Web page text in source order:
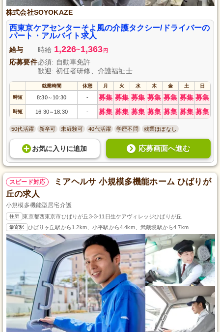
株式会社SOYOKAZE
西東京ケアセンターそよ風の介護タクシー/ドライバーの
パート・アルバイト求人
給与 時給 1,226~1,363 円
応募要件必須: 自動車免許
歓迎: 初任者研修、介護福祉士
就業時間 休憩 月 火 水 木 金 土 日
時短 8:30～ 10:30 - 募集 募集 募集 募集 募集 募集 募集
時短 16:30～ 18:30 - 募集 募集 募集 募集 募集 募集 募集
50代活躍 新卒可 未経験可 40代活躍 学歴不問 残業ほぼなし
お気に入り に追加 応募画面へ進む
スピード対応
ミアヘルサ 小規模多機能ホーム ひばりが
丘の求人
小規模多機能型居宅介護
住所 東京都西東京市ひばりが丘3-3-11日生ケアヴィレッジひばりが丘
最寄駅 ひばりヶ丘駅から1.2km、小平駅から4.4km、武蔵境駅から4.7km